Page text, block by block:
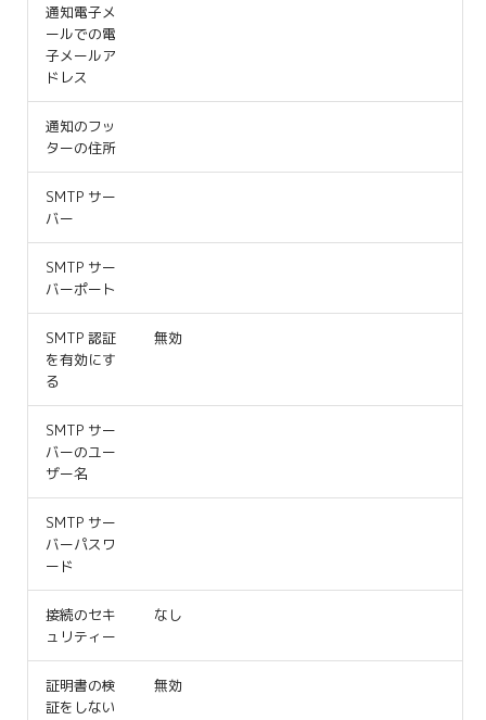
通知電子メ
ールでの電
子メールア
ドレス
通知のフッ
ターの住所
SMTP サー
バー
SMTP サー
バーポート
SMTP 認証
を有効にす
る
無効
SMTP サー
バーのユー
ザー名
SMTP サー
バーパスワ
ード
接続のセキ
ュリティー
なし
証明書の検
証をしない
無効